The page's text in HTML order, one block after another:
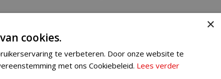
×
cookies.
te verbeteren. Door onze website te
met ons Cookiebeleid. Lees verder